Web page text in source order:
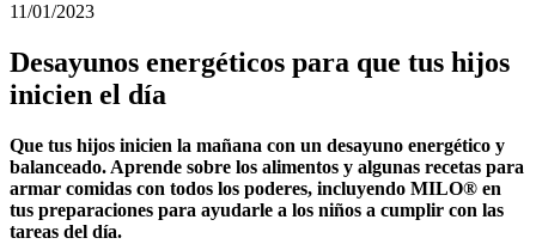
11/01/2023
Desayunos energéticos para que tus hijos
inicien el día
Que tus hijos inicien la mañana con un desayuno energético y
balanceado. Aprende sobre los alimentos y algunas recetas para
armar comidas con todos los poderes, incluyendo MILO® en
tus preparaciones para ayudarle a los niños a cumplir con las
tareas del día.